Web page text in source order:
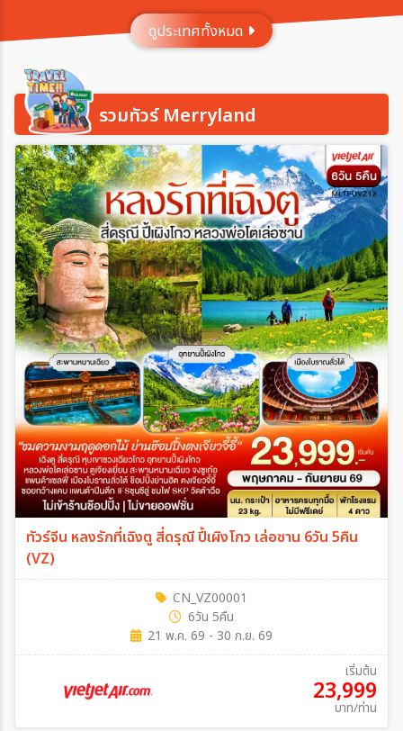
ประเทศ
เมือง
สายการบิน
ตั้งแต่วันที่
ถึงวันที่
เฉพาะเดือน
เฉพาะเทศกาล
ระหว่าง
ค้นหา
ดูประเทศทั้งหมด
รวมทัวร์ Merryland
ทัวร์จีน หลงรักที่เฉิงตู สี่ดรุณี ปี้เผิงโกว เล่อซาน 6วัน 5คืน
(VZ)
CN_VZ00001
6วัน 5คืน
21 พ.ค. 69 - 30 ก.ย. 69
เริ่มต้น
23,999
บาท/ท่าน